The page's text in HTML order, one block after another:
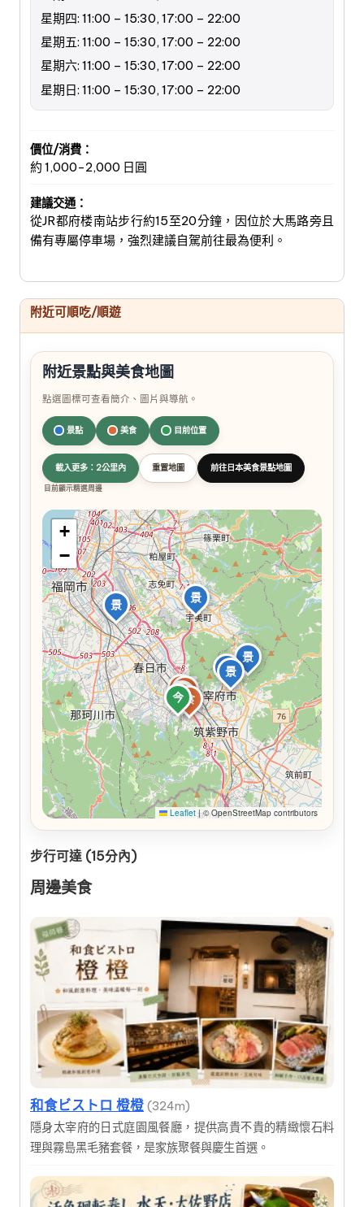
星期四: 11:00 – 15:30, 17:00 – 22:00
星期五: 11:00 – 15:30, 17:00 – 22:00
星期六: 11:00 – 15:30, 17:00 – 22:00
星期日: 11:00 – 15:30, 17:00 – 22:00
價位/消費：
約 1,000-2,000 日圓
建議交通：
從JR都府楼南站步行約15至20分鐘，因位於大馬路旁且
備有專屬停車場，強烈建議自駕前往最為便利。
附近可順吃/順遊
附近景點與美食地圖
點選圖標可查看簡介、圖片與導航。
景點 美食 目前位置
載入更多：2公里內 重置地圖 前往日本美食景點地圖
目前顯示精選周邊
今
景
景
景
景
景
食
食
食
食
食
+
−
Leaflet |© OpenStreetMap contributors
步行可達 (15分內)
周邊美食
和食ビストロ 橙橙 (324m)
隱身太宰府的日式庭園風餐廳，提供高貴不貴的精緻懷石料
理與霧島黑毛豬套餐，是家族聚餐與慶生首選。